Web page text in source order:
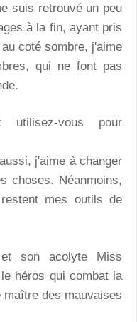
suis retrouvé un peu
à la fin, ayant pris
coté sombre, j'aime
qui ne font pas
vous pour
j'aime à changer
choses. Néanmoins,
mes outils de
son acolyte Miss
héros qui combat la
maître des mauvaises